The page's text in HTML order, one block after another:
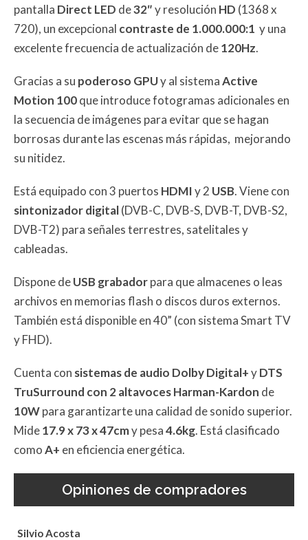
pantalla Direct LED de32″y resolución HD (1368 x
720), un excepcional contraste de 1.000.000:1 y una
excelente frecuencia de actualización de120Hz.
Gracias a su poderoso GPUy al sistemaActive
Motion 100que introduce fotogramas adicionales en
la secuencia de imágenes para evitar que se hagan
borrosas durante las escenas más rápidas, mejorando
su nitidez.
Está equipado con 3 puertos HDMIy 2 USB. Viene con
sintonizador digital(DVB-C, DVB-S, DVB-T, DVB-S2,
DVB-T2) para señales terrestres, satelitales y
cableadas.
Dispone deUSB grabadorpara que almacenes o leas
archivos en memorias flash o discos duros externos.
También está disponible en 40” (con sistema Smart TV
y FHD).
Cuenta con sistemas de audio Dolby Digital+yDTS
TruSurround con 2 altavoces Harman-Kardon de
10Wpara garantizarte una calidad de sonido superior.
Mide17.9 x 73 x 47cmy pesa4.6kg. Está clasificado
comoA+ en eficiencia energética.
Opiniones de compradores
Silvio Acosta